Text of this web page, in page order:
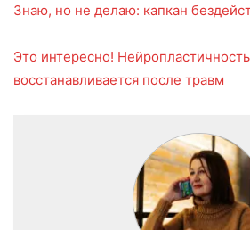
Знаю, но не делаю: капкан
Это интересно!
восстанавливается после травм